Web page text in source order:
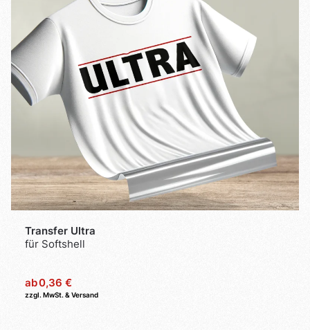
Transfer Ultra
für Softshell
ab0,36 €
zzgl. MwSt. & Versand